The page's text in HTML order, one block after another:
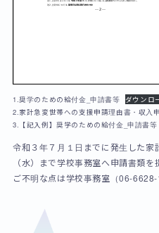
1.奨学のための給付金_申請書等 ダウンロ
2.家計急変世帯への支援申請理由書・収入
3.【記入例】奨学のための給付金_申請書等
令和３年７月１日までに発生した家
（水）まで学校事務室へ申請書類
ご不明な点は学校事務室（06-6628-